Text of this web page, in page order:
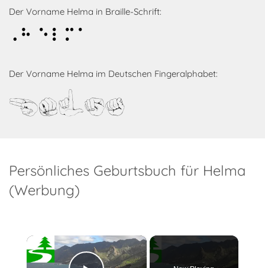
Der Vorname Helma in Braille-Schrift:
Helma
Der Vorname Helma im Deutschen Fingeralphabet:
Helma
Persönliches Geburtsbuch für Helma
(Werbung)
×